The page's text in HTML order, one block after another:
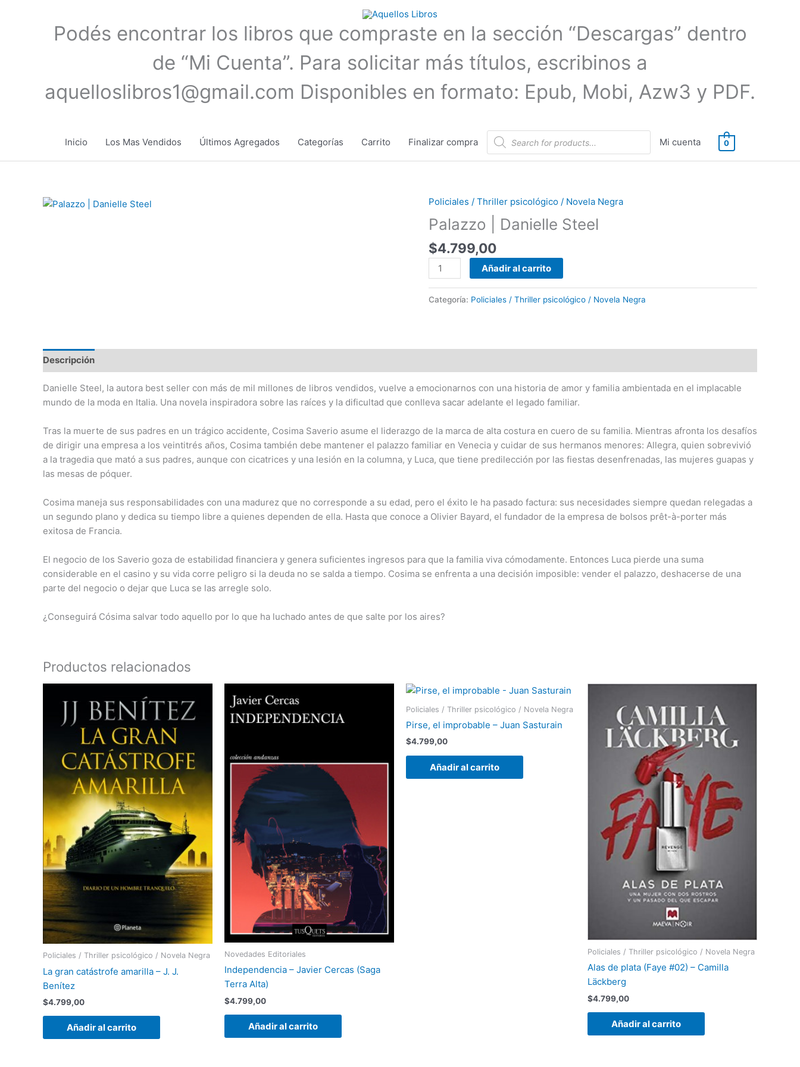
Podés encontrar los libros que compraste en la sección “Descargas” dentro
de “Mi Cuenta”. Para solicitar más títulos, escribinos a
aquelloslibros1@gmail.com Disponibles en formato: Epub, Mobi, Azw3 y PDF.
Inicio Los Mas Vendidos Últimos Agregados Categorías Carrito Finalizar compra
Búsqueda
de
productos
Mi cuenta 0
Policiales / Thriller psicológico / Novela Negra
Palazzo | Danielle Steel
$4.799,00
Palazzo
|
Danielle
Steel
cantidad
Añadir al carrito
Categoría: Policiales / Thriller psicológico / Novela Negra
Descripción
Danielle Steel, la autora best seller con más de mil millones de libros vendidos, vuelve a emocionarnos con una historia de amor y familia ambientada en el implacable
mundo de la moda en Italia. Una novela inspiradora sobre las raíces y la dificultad que conlleva sacar adelante el legado familiar.
Tras la muerte de sus padres en un trágico accidente, Cosima Saverio asume el liderazgo de la marca de alta costura en cuero de su familia. Mientras afronta los desafíos
de dirigir una empresa a los veintitrés años, Cosima también debe mantener el palazzo familiar en Venecia y cuidar de sus hermanos menores: Allegra, quien sobrevivió
a la tragedia que mató a sus padres, aunque con cicatrices y una lesión en la columna, y Luca, que tiene predilección por las fiestas desenfrenadas, las mujeres guapas y
las mesas de póquer.
Cosima maneja sus responsabilidades con una madurez que no corresponde a su edad, pero el éxito le ha pasado factura: sus necesidades siempre quedan relegadas a
un segundo plano y dedica su tiempo libre a quienes dependen de ella. Hasta que conoce a Olivier Bayard, el fundador de la empresa de bolsos prêt-à-porter más
exitosa de Francia.
El negocio de los Saverio goza de estabilidad financiera y genera suficientes ingresos para que la familia viva cómodamente. Entonces Luca pierde una suma
considerable en el casino y su vida corre peligro si la deuda no se salda a tiempo. Cosima se enfrenta a una decisión imposible: vender el palazzo, deshacerse de una
parte del negocio o dejar que Luca se las arregle solo.
¿Conseguirá Cósima salvar todo aquello por lo que ha luchado antes de que salte por los aires?
Productos relacionados
Policiales / Thriller psicológico / Novela Negra
La gran catástrofe amarilla – J. J.
Benítez
$4.799,00
Añadir al carrito
Novedades Editoriales
Independencia – Javier Cercas (Saga
Terra Alta)
$4.799,00
Añadir al carrito
Policiales / Thriller psicológico / Novela Negra
Pirse, el improbable – Juan Sasturain
$4.799,00
Añadir al carrito
Policiales / Thriller psicológico / Novela Negra
Alas de plata (Faye #02) – Camilla
Läckberg
$4.799,00
Añadir al carrito